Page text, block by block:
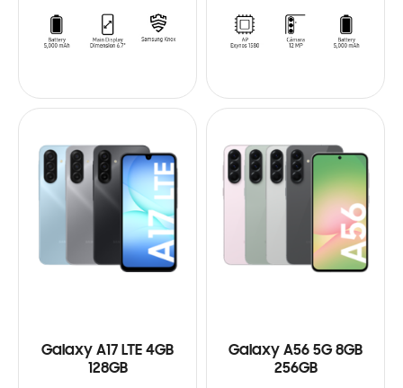
Galaxy A17 LTE 4GB
128GB
Galaxy A56 5G 8GB
256GB